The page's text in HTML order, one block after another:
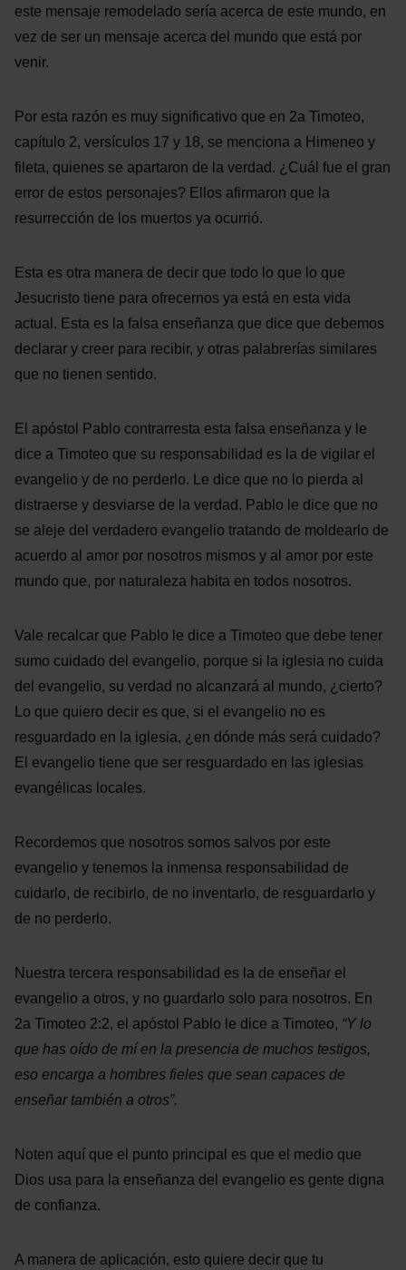
este mensaje remodelado sería acerca de este mundo, en
vez de ser un mensaje acerca del mundo que está por
venir.
Por esta razón es muy significativo que en 2a Timoteo,
capítulo 2, versículos 17 y 18, se menciona a Himeneo y
fileta, quienes se apartaron de la verdad. ¿Cuál fue el gran
error de estos personajes? Ellos afirmaron que la
resurrección de los muertos ya ocurrió.
Esta es otra manera de decir que todo lo que lo que
Jesucristo tiene para ofrecernos ya está en esta vida
actual. Esta es la falsa enseñanza que dice que debemos
declarar y creer para recibir, y otras palabrerías similares
que no tienen sentido.
El apóstol Pablo contrarresta esta falsa enseñanza y le
dice a Timoteo que su responsabilidad es la de vigilar el
evangelio y de no perderlo. Le dice que no lo pierda al
distraerse y desviarse de la verdad. Pablo le dice que no
se aleje del verdadero evangelio tratando de moldearlo de
acuerdo al amor por nosotros mismos y al amor por este
mundo que, por naturaleza habita en todos nosotros.
Vale recalcar que Pablo le dice a Timoteo que debe tener
sumo cuidado del evangelio, porque si la iglesia no cuida
del evangelio, su verdad no alcanzará al mundo, ¿cierto?
Lo que quiero decir es que, si el evangelio no es
resguardado en la iglesia, ¿en dónde más será cuidado?
El evangelio tiene que ser resguardado en las iglesias
evangélicas locales.
Recordemos que nosotros somos salvos por este
evangelio y tenemos la inmensa responsabilidad de
cuidarlo, de recibirlo, de no inventarlo, de resguardarlo y
de no perderlo.
Nuestra tercera responsabilidad es la de enseñar el
evangelio a otros, y no guardarlo solo para nosotros. En
2a Timoteo 2:2, el apóstol Pablo le dice a Timoteo, “Y lo
que has oído de mí en la presencia de muchos testigos,
eso encarga a hombres fieles que sean capaces de
enseñar también a otros”.
Noten aquí que el punto principal es que el medio que
Dios usa para la enseñanza del evangelio es gente digna
de confianza.
A manera de aplicación, esto quiere decir que tu